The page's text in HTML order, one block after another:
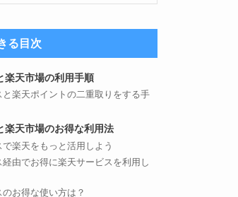
る目次
楽天市場の利用手順
と楽天ポイントの二重取りをする手
楽天市場のお得な利用法
で楽天をもっと活用しよう
経由でお得に楽天サービスを利用し
のお得な使い方は？